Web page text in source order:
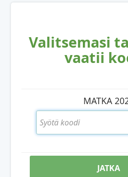
Valitsemasi
vaatii
MATKA